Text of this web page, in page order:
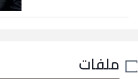
ملفات